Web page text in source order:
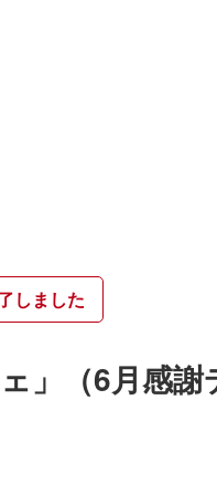
しました
」（6月感謝